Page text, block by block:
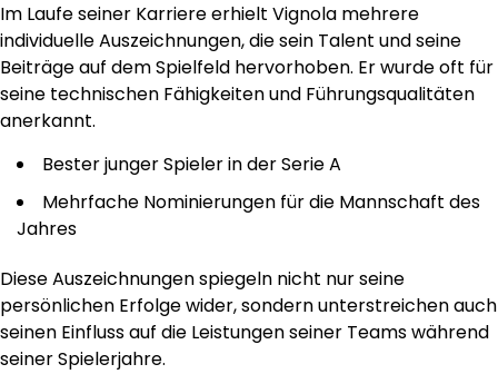
Im Laufe seiner Karriere erhielt Vignola mehrere
individuelle Auszeichnungen, die sein Talent und seine
Beiträge auf dem Spielfeld hervorhoben. Er wurde oft für
seine technischen Fähigkeiten und Führungsqualitäten
anerkannt.
Bester junger Spieler in der Serie A
Mehrfache Nominierungen für die Mannschaft des
Jahres
Diese Auszeichnungen spiegeln nicht nur seine
persönlichen Erfolge wider, sondern unterstreichen auch
seinen Einfluss auf die Leistungen seiner Teams während
seiner Spielerjahre.